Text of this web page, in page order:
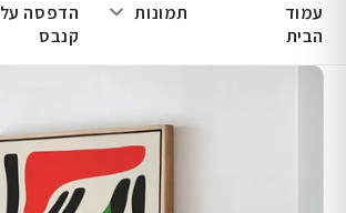
עמוד
הבית
תמונות
הדפסה על
קנבס